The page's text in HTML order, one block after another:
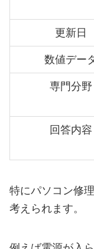
更新日
数値デー
専門分野
回答内容
特にパソコン修
考えられます。